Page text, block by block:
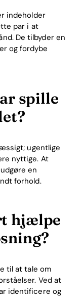
indeholder
par i at
De tilbyder en
og fordybe
spille
ugentlige
nyttige. At
en
forhold.
hjælpe
til at tale om
Ved at
identificere og